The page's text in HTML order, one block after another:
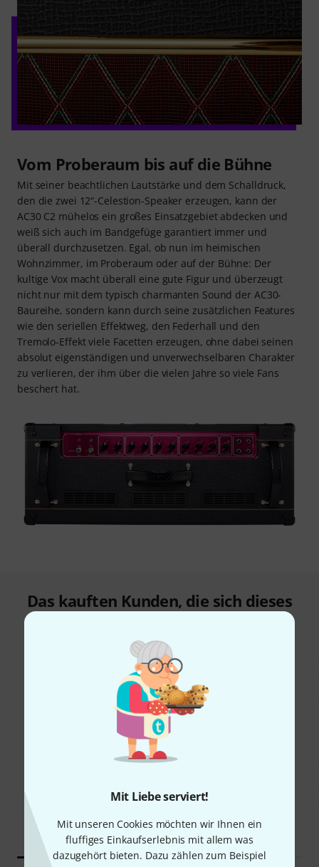
Mit Liebe serviert!
Mit unseren Cookies möchten wir Ihnen ein
fluffiges Einkaufserlebnis mit allem was
dazugehört bieten. Dazu zählen zum Beispiel
Vom Proberaum bis auf die Bühne
Mit seiner beachtlichen Lautstärke und dem Schalldruck,
den die zwei 12“-Celestion-Speaker erzeugen, kann der
AC30 C2 mühelos ein großes Einsatzgebiet abdecken und
weiß sich auch im Bandgefüge garantiert immer und
überall durchzusetzen. Egal, ob nun im heimischen
Wohnzimmer, im Proberaum oder auf der Bühne: Der
kultige Vox macht überall eine gute Figur und überzeugt
nicht nur mit dem typisch charmanten Sound der AC30-
Baureihe, sondern kann durch seine zusätzlichen Features
wie den seriellen Effektweg, den Federhall und den
Tremolo-Effekt viele Facetten erzeugen, ohne dabei seinen
absolut eigenständigen und unverwechselbaren Charakter
zu verlieren, der ihm über die vielen Jahre so viele Fans
beschert hat.
Das kauften Kunden, die sich dieses
32%
GENAU DIESES PRODUKT
Harley Benton TUBE15
259 €